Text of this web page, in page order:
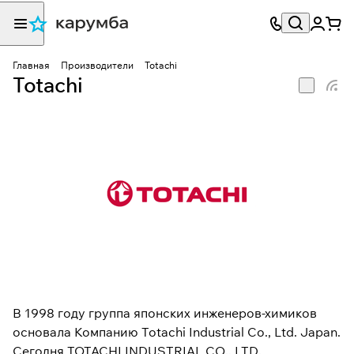
Главная Производители Totachi
Totachi
В 1998 году группа японских инженеров-химиков
основала Компанию Totachi Industrial Co., Ltd. Japan.
Сегодня TOTACHI INDUSTRIAL CO., LTD.